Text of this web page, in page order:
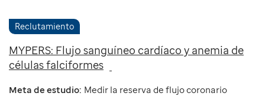
Reclutamiento
MYPERS: Flujo sanguíneo cardíaco y anemia de
células falciformes
Meta de estudio: Medir la reserva de flujo coronario